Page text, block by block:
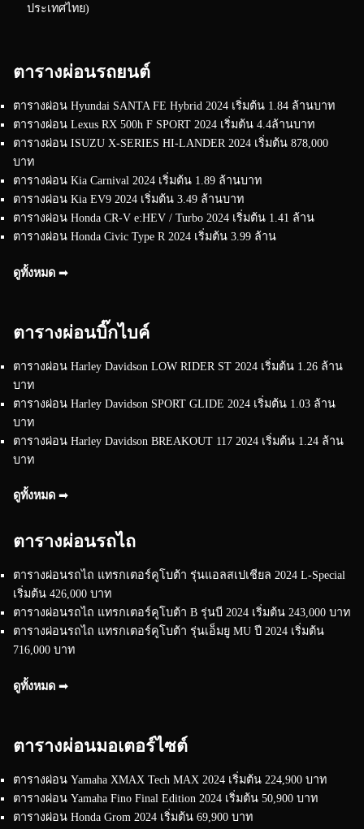
ประเทศไทย)
ตารางผ่อนรถยนต์
ตารางผ่อน Hyundai SANTA FE Hybrid 2024 เริ่มต้น 1.84 ล้านบาท
ตารางผ่อน Lexus RX 500h F SPORT 2024 เริ่มต้น 4.4ล้านบาท
ตารางผ่อน ISUZU X-SERIES HI-LANDER 2024 เริ่มต้น 878,000
บาท
ตารางผ่อน Kia Carnival 2024 เริ่มต้น 1.89 ล้านบาท
ตารางผ่อน Kia EV9 2024 เริ่มต้น 3.49 ล้านบาท
ตารางผ่อน Honda CR-V e:HEV / Turbo 2024 เริ่มต้น 1.41 ล้าน
ตารางผ่อน Honda Civic Type R 2024 เริ่มต้น 3.99 ล้าน
ดูทั้งหมด ➟
ตารางผ่อนบิ๊กไบค์
ตารางผ่อน Harley Davidson LOW RIDER ST 2024 เริ่มต้น 1.26 ล้าน
บาท
ตารางผ่อน Harley Davidson SPORT GLIDE 2024 เริ่มต้น 1.03 ล้าน
บาท
ตารางผ่อน Harley Davidson BREAKOUT 117 2024 เริ่มต้น 1.24 ล้าน
บาท
ดูทั้งหมด ➟
ตารางผ่อนรถไถ
ตารางผ่อนรถไถ แทรกเตอร์คูโบต้า รุ่นแอลสเปเชียล 2024 L-Special
เริ่มต้น 426,000 บาท
ตารางผ่อนรถไถ แทรกเตอร์คูโบต้า B รุ่นบี 2024 เริ่มต้น 243,000 บาท
ตารางผ่อนรถไถ แทรกเตอร์คูโบต้า รุ่นเอ็มยู MU ปี 2024 เริ่มต้น
716,000 บาท
ดูทั้งหมด ➟
ตารางผ่อนมอเตอร์ไซต์
ตารางผ่อน Yamaha XMAX Tech MAX 2024 เริ่มต้น 224,900 บาท
ตารางผ่อน Yamaha Fino Final Edition 2024 เริ่มต้น 50,900 บาท
ตารางผ่อน Honda Grom 2024 เริ่มต้น 69,900 บาท